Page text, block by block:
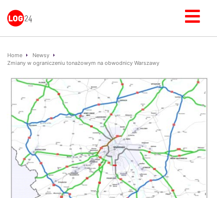
Home
Newsy
Zmiany w ograniczeniu tonażowym na obwodnicy Warszawy